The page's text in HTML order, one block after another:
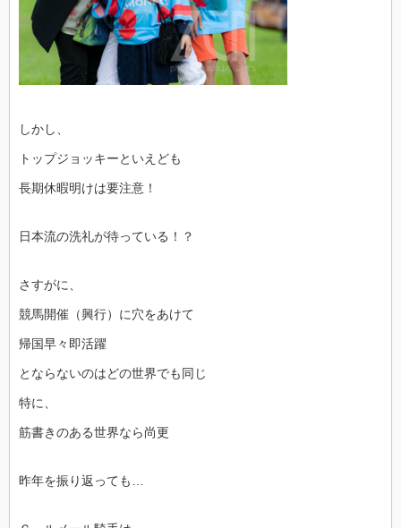
しかし、
トップジョッキーといえども
長期休暇明けは要注意！
日本流の洗礼が待っている！？
さすがに、
競馬開催（興行）に穴をあけて
帰国早々即活躍
とならないのはどの世界でも同じ
特に、
筋書きのある世界なら尚更
昨年を振り返っても…